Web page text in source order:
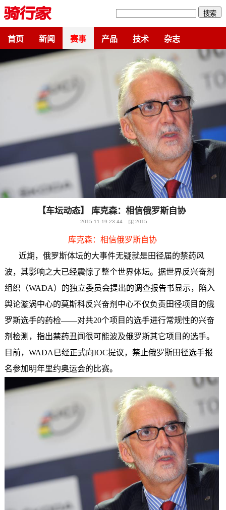
搜索
首页 新闻 赛事 产品 技术 杂志
【车坛动态】 库克森：相信俄罗斯自协
2015-11-19 23:44 2015
库克森：相信俄罗斯自协
近期，俄罗斯体坛的大事件无疑就是田径届的禁药风
波，其影响之大已经震惊了整个世界体坛。据世界反兴奋剂
组织（WADA）的独立委员会提出的调查报告书显示，陷入
舆论漩涡中心的莫斯科反兴奋剂中心不仅负责田径项目的俄
罗斯选手的药检——对共20个项目的选手进行常规性的兴奋
剂检测，指出禁药丑闻很可能波及俄罗斯其它项目的选手。
目前，WADA已经正式向IOC提议，禁止俄罗斯田径选手报
名参加明年里约奥运会的比赛。